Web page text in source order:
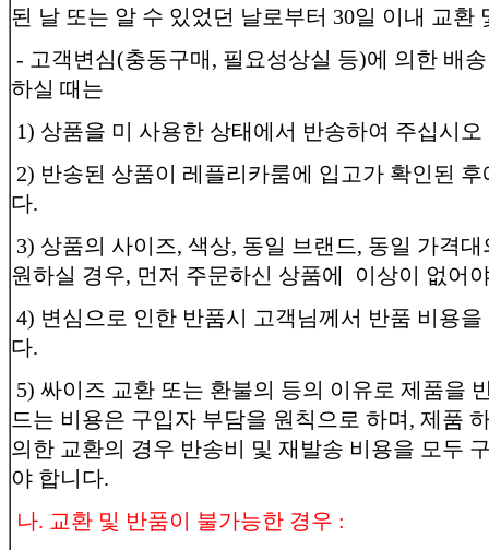
된 날 또는 알 수 있었던 날로부터 30일 이내 교환
- 고객변심(충동구매, 필요성상실 등)에 의한 배
하실 때는
1) 상품을 미 사용한 상태에서 반송하여 주십시오
2) 반송된 상품이 레플리카룸에 입고가 확인된
다.
3) 상품의 사이즈, 색상, 동일 브랜드, 동일 가격
원하실 경우, 먼저 주문하신 상품에 이상이 없어
4) 변심으로 인한 반품시 고객님께서 반품 비용
다.
5) 싸이즈 교환 또는 환불의 등의 이유로 제품을
드는 비용은 구입자 부담을 원칙으로 하며, 제품
의한 교환의 경우 반송비 및 재발송 비용을 모두
야 합니다.
나. 교환 및 반품이 불가능한 경우 :